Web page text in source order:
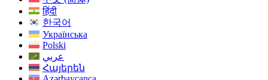
हिंदी
한국어
Українська
Polski
عربي
Հայերեն